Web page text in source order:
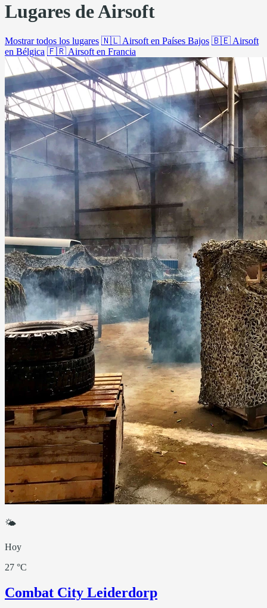
Lugares de Airsoft
Mostrar todos los lugares 🇳🇱 Airsoft en Países Bajos 🇧🇪 Airsoft
en Bélgica 🇫🇷 Airsoft en Francia
🌤
Hoy
27 °C
Combat City Leiderdorp